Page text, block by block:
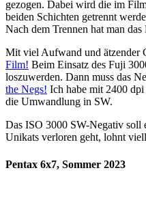
gezogen. Dabei wird die im
beiden Schichten getrennt
Nach dem Trennen hat man
Mit viel Aufwand und ätzender
Film! Beim Einsatz des Fuji
loszuwerden. Dann muss das
the Negs! Ich habe mit 2400
die Umwandlung in SW.
Das ISO 3000 SW-Negativ soll
Unikats verloren geht, lohnt
Pentax 6x7, Sommer 2023